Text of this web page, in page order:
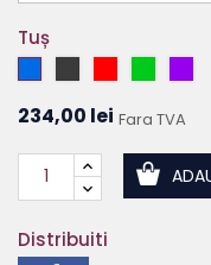
Tuș
Albastru
234,00 lei Fara TVA
Distribuiti